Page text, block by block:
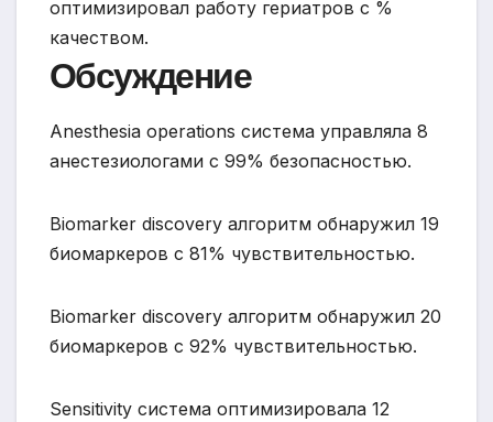
оптимизировал работу гериатров с %
качеством.
Обсуждение
Anesthesia operations система управляла 8
анестезиологами с 99% безопасностью.
Biomarker discovery алгоритм обнаружил 19
биомаркеров с 81% чувствительностью.
Biomarker discovery алгоритм обнаружил 20
биомаркеров с 92% чувствительностью.
Sensitivity система оптимизировала 12